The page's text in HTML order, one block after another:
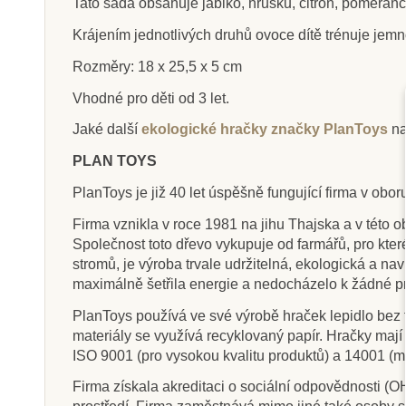
Skladem
Nienhuis - Dřevěná
lopatka, 14,5 cm
Přidat do košíku
Nienhuis -
lopatka,
Přidat do
Tato sada obsahuje jablko, hrušku, citron,
Krájením jednotlivých druhů ovoce dítě trénuje
Rozměry: 18 x 25,5 x 5 cm
Vhodné pro děti od 3 let.
Jaké další ekologické hračky značky PlanToys
PLAN TOYS
PlanToys je již 40 let úspěšně fungující firma v
Firma vznikla v roce 1981 na jihu Thajska a v této
Společnost toto dřevo vykupuje od farmářů, pro
stromů, je výroba trvale udržitelná, ekologická a
maximálně šetřila energie a nedocházelo k žádné
PlanToys používá ve své výrobě hraček lepidlo
materiály se využívá recyklovaný papír. Hračky
ISO 9001 (pro vysokou kvalitu produktů) a 14001
Firma získala akreditaci o sociální odpovědnosti